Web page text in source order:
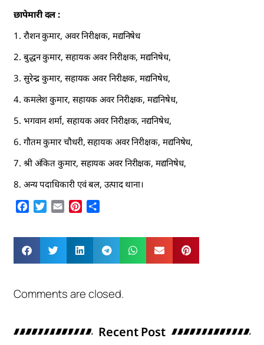
छापेमारी दल :
1. रौशन कुमार, अवर निरीक्षक, मद्यनिषेध
2. बुद्धन कुमार, सहायक अवर निरीक्षक, मद्यनिषेध,
3. सुरेन्द्र कुमार, सहायक अवर निरीक्षक, मद्यनिषेध,
4. कमलेश कुमार, सहायक अवर निरीक्षक, मद्यनिषेध,
5. भगवान शर्मा, सहायक अवर निरीक्षक, नद्यनिषेध,
6. गौतम कुमार चौधरी, सहायक अवर निरीक्षक, मद्यनिषेध,
7. श्री अंकित कुमार, सहायक अवर निरीक्षक, मद्यनिषेध,
8. अन्य पदाधिकारी एवं बल, उत्पाद थाना।
Facebook
Twitter
Email Pinterest
Comments are closed.
Recent Post